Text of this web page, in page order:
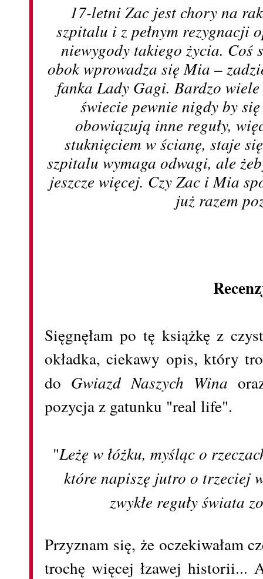
17-letni Zac jest chory na
szpitalu i z pełnym rezygnacji
niewygody takiego życia. Coś
obok wprowadza się Mia –
fanka Lady Gagi. Bardzo
świecie pewnie nigdy by
obowiązują inne reguły,
stuknięciem w ścianę, staje
szpitalu wymaga odwagi, ale
jeszcze więcej. Czy Zac i Mia
już razem
Sięgnęłam po tę książkę z
okładka, ciekawy opis, który
do Gwiazd Naszych Wina
pozycja z gatunku "real life".
"Leżę w łóżku, myśląc o
które napiszę jutro o trzeciej
zwykłe reguły świata
Przyznam się, że oczekiwałam
trochę więcej łzawej historii...